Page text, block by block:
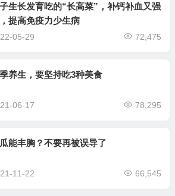
生长发育吃的“长高菜”，补钙补血又强
提高免疫力少生病
05-29 72,475
养生，要坚持吃3种美食
06-17 78,295
能丰胸？不要再被误导了
11-22 66,545